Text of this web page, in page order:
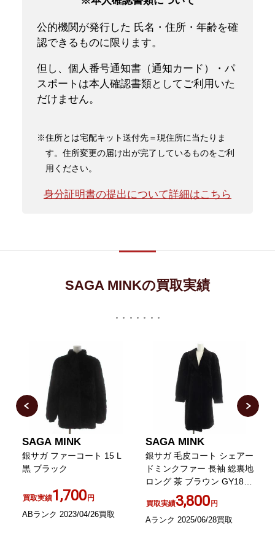
公的機関が発行した 氏名・住所・年齢を確
認できるものに限ります。
但し、個人番号通知書（通知カード）・パ
スポートは本人確認書類としてご利用いた
だけません。
※住所とは宅配キット送付先＝現住所に当たりま
す。住所変更の届け出が完了しているものをご利
用ください。
身分証明書の提出について詳細はこちら
SAGA MINKの買取実績
SAGA MINK
銀サガ ファーコート 15 L
黒 ブラック
買取実績1,700円
ABランク 2023/04/26買取
SAGA MINK
銀サガ 毛皮コート シェアー
ドミンクファー 長袖 総裏地
ロング 茶 ブラウン GY18
買取実績3,800円
Aランク 2025/06/28買取